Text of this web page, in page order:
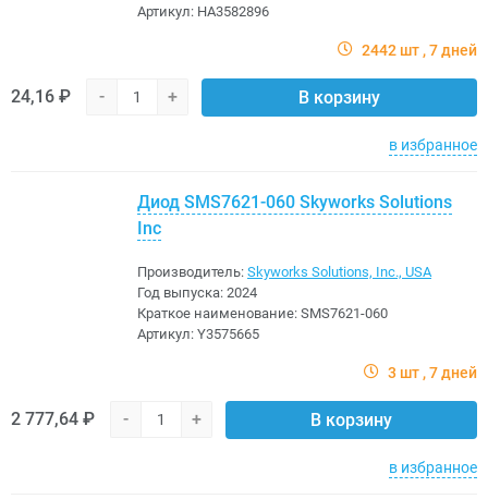
Артикул: HA3582896
2442 шт 7 дней
24,16 ₽ - + В корзину
в избранное
Диод SMS7621-060 Skyworks Solutions
Inc
Производитель: Skyworks Solutions, Inc., USA
Год выпуска: 2024
Краткое наименование: SMS7621-060
Артикул: Y3575665
3 шт 7 дней
2 777,64 ₽ - + В корзину
в избранное